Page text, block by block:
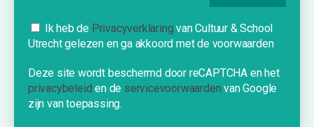
Bijdrage indienen
Inschrijven nieuwsbrief
INFORMATIE
Cookies
Deze website gebruikt cookies om je
OK!
Ik heb de Privacyverklaring van Cultuur & School
Utrecht gelezen en ga akkoord met de voorwaarden
Deze site wordt beschermd door reCAPTCHA en het
privacybeleid en de servicevoorwaarden van Google
zijn van toepassing.